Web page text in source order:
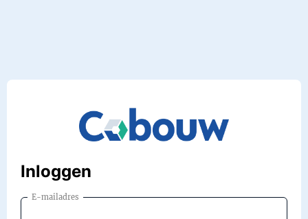
Inloggen
E-mailadres